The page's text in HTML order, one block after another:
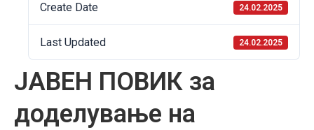
Create Date 24.02.2025
Last Updated 24.02.2025
ЈАВЕН ПОВИК за
доделување на